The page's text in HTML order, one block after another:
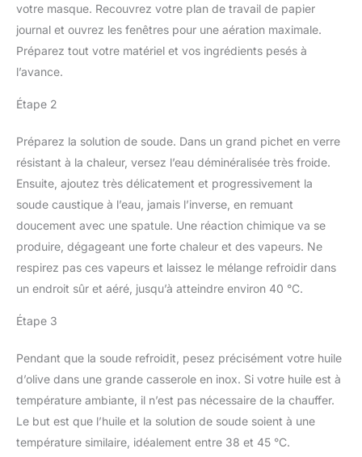
votre masque. Recouvrez votre plan de travail de papier
journal et ouvrez les fenêtres pour une aération maximale.
Préparez tout votre matériel et vos ingrédients pesés à
l’avance.
Étape 2
Préparez la solution de soude. Dans un grand pichet en verre
résistant à la chaleur, versez l’eau déminéralisée très froide.
Ensuite, ajoutez très délicatement et progressivement la
soude caustique à l’eau, jamais l’inverse, en remuant
doucement avec une spatule. Une réaction chimique va se
produire, dégageant une forte chaleur et des vapeurs. Ne
respirez pas ces vapeurs et laissez le mélange refroidir dans
un endroit sûr et aéré, jusqu’à atteindre environ 40 °C.
Étape 3
Pendant que la soude refroidit, pesez précisément votre huile
d’olive dans une grande casserole en inox. Si votre huile est à
température ambiante, il n’est pas nécessaire de la chauffer.
Le but est que l’huile et la solution de soude soient à une
température similaire, idéalement entre 38 et 45 °C.